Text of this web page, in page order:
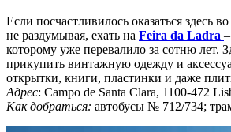
Если посчастливилось оказаться здесь
не раздумывая, ехать на Feira da Ladra
которому уже перевалило за сотню лет.
прикупить винтажную одежду и
открытки, книги, пластинки и даже
Адрес: Campo de Santa Clara, 1100-472
Как добраться: автобусы № 712/734;